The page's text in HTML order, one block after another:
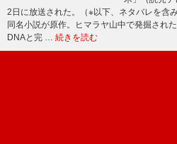
2日に放送された。（※以下、ネタバレを
同名小説が原作。ヒマラヤ山中で発掘され
DNAと完 … 続きを読む